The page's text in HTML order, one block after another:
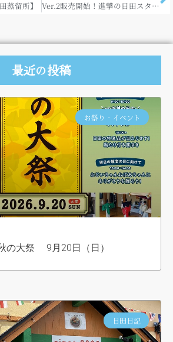
蒸留所】 Ver.2販売開始！進撃の日田スタンプラリーで日田を調査せよ！
最近の投稿
お祭り・イベント
の大祭 9月20日（日）
日田日記